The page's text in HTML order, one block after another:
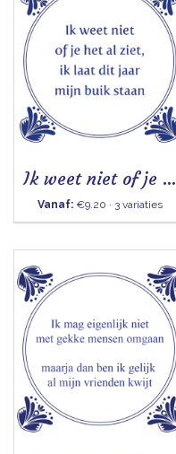
Ik weet niet of je het al ziet
Vanaf: €9.20 · 3 variaties